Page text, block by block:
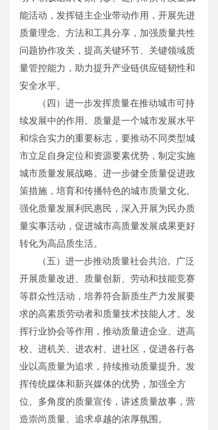
能活动，发挥链主企业带动作用，开展先进
质量理念、方法和工具分享，加强质量共性
问题协作攻关，提高关键环节、关键领域质
量管控能力，助力提升产业链供应链韧性和
安全水平。
（四）进一步发挥质量在推动城市可持
续发展中的作用。质量是一个城市发展水平
和综合实力的重要标志，要推动不同类型城
市立足自身定位和资源要素优势，制定实施
城市质量发展战略。进一步健全质量促进政
策措施，培育和传播特色的城市质量文化。
强化质量发展利民惠民，深入开展为民办质
量实事活动，促进城市高质量发展成果更好
转化为高品质生活。
（五）进一步推动质量社会共治。广泛
开展质量改进、质量创新、劳动和技能竞赛
等群众性活动，培养符合新质生产力发展要
求的高素质劳动者和质量技术技能人才。发
挥行业协会等作用，推动质量进企业、进高
校、进机关、进农村、进社区，促进各行各
业以高质量为追求，持续推动质量提升。发
挥传统媒体和新兴媒体的优势，加强全方
位、多角度的质量宣传，讲述质量故事，营
造崇尚质量、追求卓越的浓厚氛围。